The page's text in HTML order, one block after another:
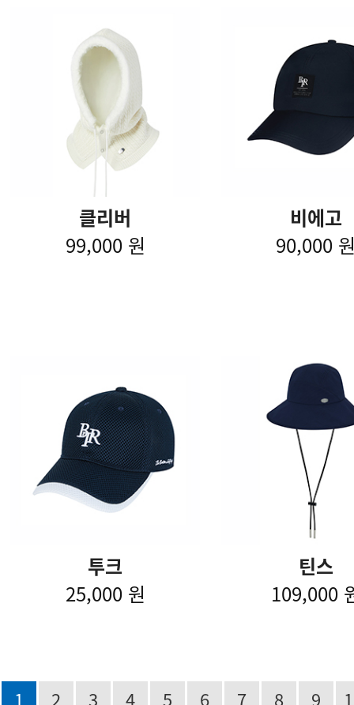
클리버
99,000 원
비에고
90,000
투크
25,000 원
틴스
109,000
1 2 3 4 5 6 7 8 9